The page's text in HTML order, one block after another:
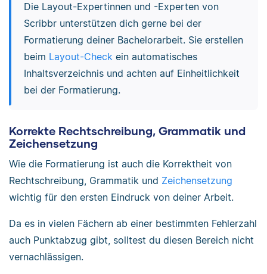
Die Layout-Expertinnen und -Experten von
Scribbr unterstützen dich gerne bei der
Formatierung deiner Bachelorarbeit. Sie erstellen
beim Layout-Checkein automatisches
Inhaltsverzeichnis und achten auf Einheitlichkeit
bei der Formatierung.
Korrekte Rechtschreibung, Grammatik und
Zeichensetzung
Wie die Formatierung ist auch die Korrektheit von
Rechtschreibung, Grammatik und Zeichensetzung
wichtig für den ersten Eindruck von deiner Arbeit.
Da es in vielen Fächern ab einer bestimmten Fehlerzahl
auch Punktabzug gibt, solltest du diesen Bereich nicht
vernachlässigen.